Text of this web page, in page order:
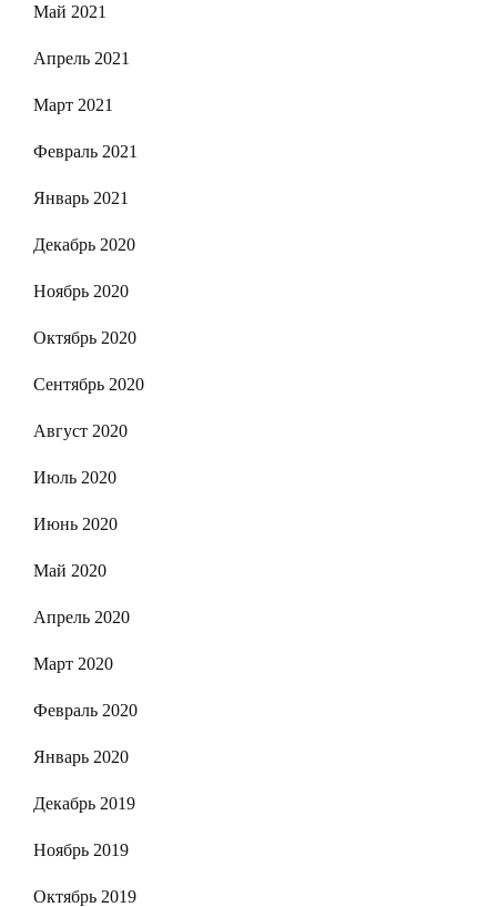
Май 2021
Апрель 2021
Март 2021
Февраль 2021
Январь 2021
Декабрь 2020
Ноябрь 2020
Октябрь 2020
Сентябрь 2020
Август 2020
Июль 2020
Июнь 2020
Май 2020
Апрель 2020
Март 2020
Февраль 2020
Январь 2020
Декабрь 2019
Ноябрь 2019
Октябрь 2019